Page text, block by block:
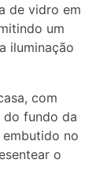
de vidro em
um
iluminação
com
do fundo da
no
o